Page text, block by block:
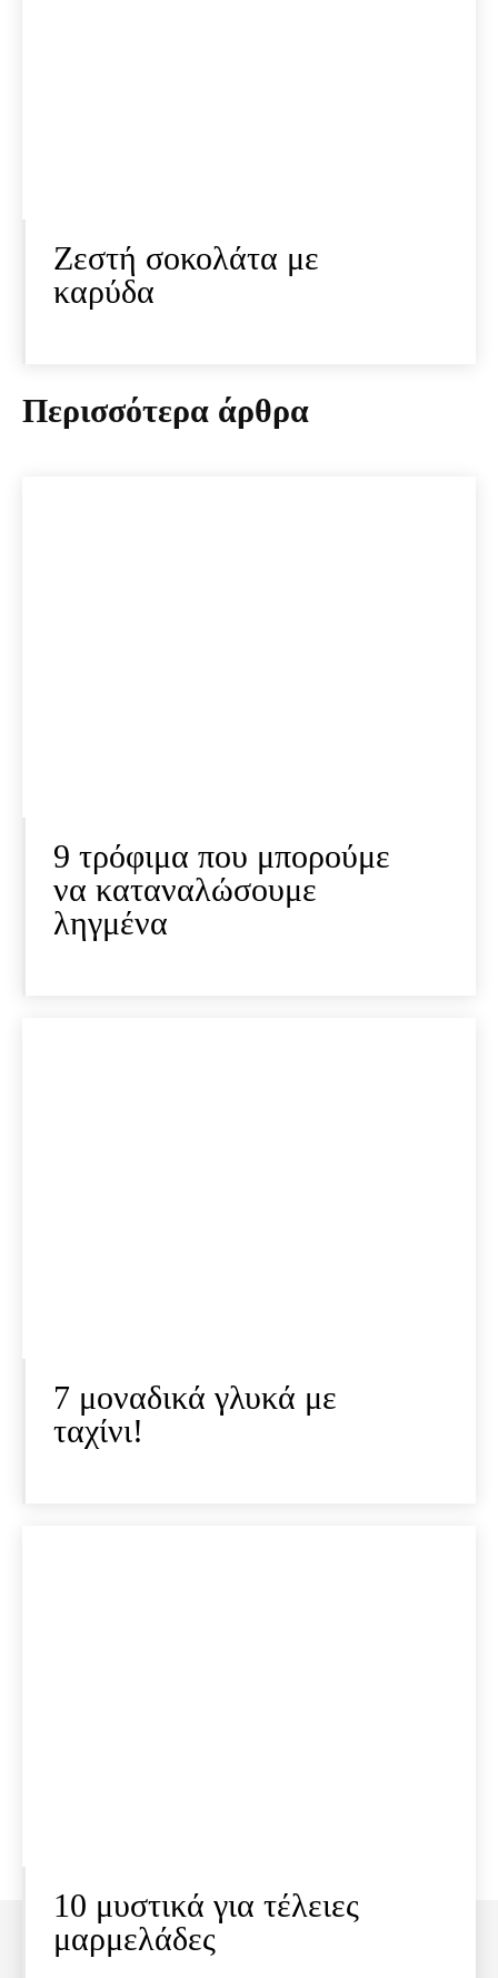
Ζεστή σοκολάτα με
καρύδα
Περισσότερα άρθρα
9 τρόφιμα που μπορούμε
να καταναλώσουμε
ληγμένα
7 μοναδικά γλυκά με
ταχίνι!
10 μυστικά για τέλειες
μαρμελάδες